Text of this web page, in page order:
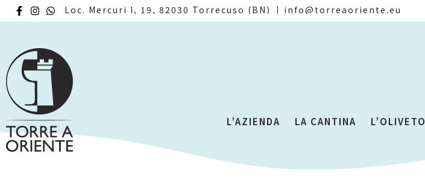
Loc. Mercuri I, 19, 82030 Torrecuso (BN) info@torreaoriente.eu
L’AZIENDA LA CANTINA L’OLIVETO